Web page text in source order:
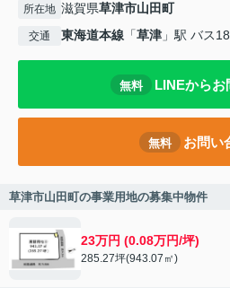
所在地 滋賀県草津市山田町
交通 東海道本線 「草津 」駅 バス
無料 LINEからお
無料 お問い
草津市山田町の事業用地の募集中物件
23万円 (0.08万円/坪)
285.27坪(943.07㎡)